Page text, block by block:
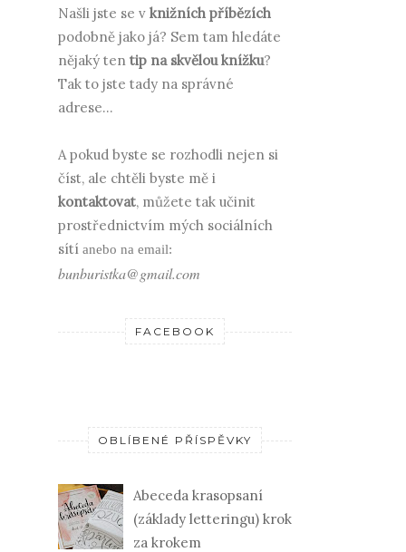
Našli jste se v knižních příbězích
podobně jako já? Sem tam hledáte
nějaký ten tip na skvělou knížku?
Tak to jste tady na správné
adrese...
A pokud byste se rozhodli nejen si
číst, ale chtěli byste mě i
kontaktovat, můžete tak učinit
prostřednictvím mých sociálních
sítí anebo na email:
bunburistka@gmail.com
FACEBOOK
OBLÍBENÉ PŘÍSPĚVKY
Abeceda krasopsaní
(základy letteringu) krok
za krokem